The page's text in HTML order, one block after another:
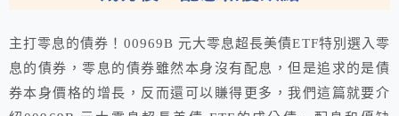
主打零息的債券！00969B 元大零息超長美債ETF特別選入零
息的債券，零息的債券雖然本身沒有配息，但是追求的是債
券本身價格的增長，反而還可以賺得更多，我們這篇就要介